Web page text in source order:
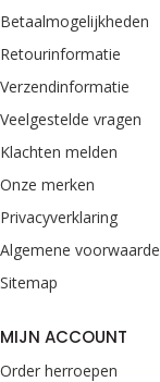
Betaalmogelijkheden
Retourinformatie
Verzendinformatie
Veelgestelde vragen
Klachten melden
Onze merken
Privacyverklaring
Algemene
Sitemap
MIJN ACCOUNT
Order herroepen